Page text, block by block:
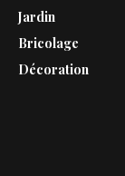
Jardin
Bricolage
Décoration